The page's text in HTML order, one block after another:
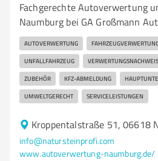
Fachgerechte Autoverwertung
Naumburg bei GA Großmann
AUTOVERWERTUNG
UNFALLFAHRZEUG VERWERTUNGSNACHWEIS
ZUBEHÖR KFZ-ABMELDUNG
UMWELTGERECHT SERVICELEISTUNGEN
Kroppentalstraße 51, 06618
info@natursteinprofi.com
www.autoverwertung-naumburg.de/